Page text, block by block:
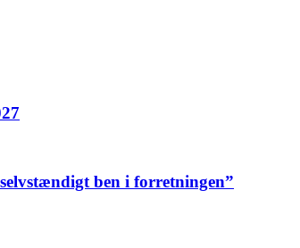
ben i forretningen”